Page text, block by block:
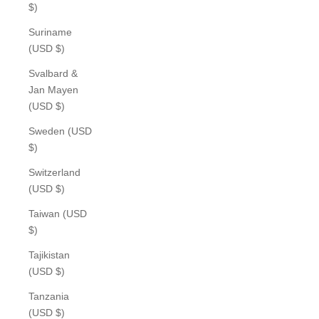
$)
Suriname
(USD $)
Svalbard &
Jan Mayen
(USD $)
Sweden (USD
$)
Switzerland
(USD $)
Taiwan (USD
$)
Tajikistan
(USD $)
Tanzania
(USD $)